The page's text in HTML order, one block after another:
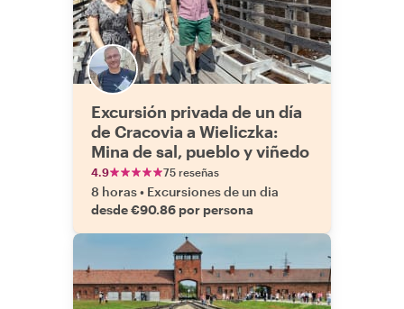
Excursión privada de un día
de Cracovia a Wieliczka:
Mina de sal, pueblo y viñedo
4.9 75 reseñas
8 horas• Excursiones de un dia
desde €90.86 por persona